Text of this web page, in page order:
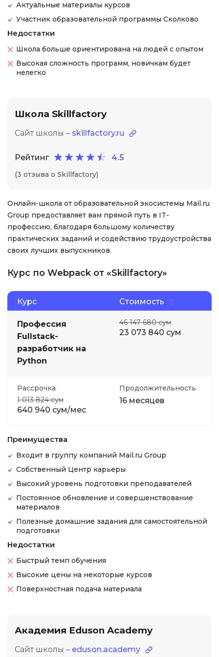
Актуальные материалы курсов
Участник образовательной программы Сколково
Недостатки
Школа больше ориентирована на людей с опытом
Высокая сложность программ, новичкам будет
нелегко
Школа Skillfactory
Сайт школы – skillfactory.ru
Рейтинг 4.5
(3 отзыва о Skillfactory)
Онлайн-школа от образовательной экосистемы Mail.ru
Group предоставляет вам прямой путь в IT-
профессию, благодаря большому количеству
практических заданий и содействию трудоустройства
своих лучших выпускников.
Курс по Webpack от «Skillfactory»
Курс Стоимость
Профессия
Fullstack-
разработчик на
Python
46 147 680 сум
23 073 840 сум
Рассрочка
1 013 824 сум
640 940 сум/мес
Продолжительность
16 месяцев
Преимущества
Входит в группу компаний Mail.ru Group
Собственный Центр карьеры
Высокий уровень подготовки преподавателей
Постоянное обновление и совершенствование
материалов
Полезные домашние задания для самостоятельной
подготовки
Недостатки
Быстрый темп обучения
Высокие цены на некоторые курсов
Поверхностная подача материала
Академия Eduson Academy
Сайт школы – eduson.academy